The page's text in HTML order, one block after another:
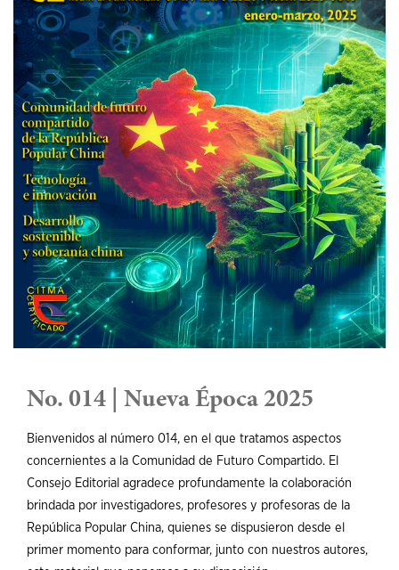
No. 014 | Nueva Época 2025
Bienvenidos al número 014, en el que tratamos aspectos
concernientes a la Comunidad de Futuro Compartido. El
Consejo Editorial agradece profundamente la colaboración
brindada por investigadores, profesores y profesoras de la
República Popular China, quienes se dispusieron desde el
primer momento para conformar, junto con nuestros autores,